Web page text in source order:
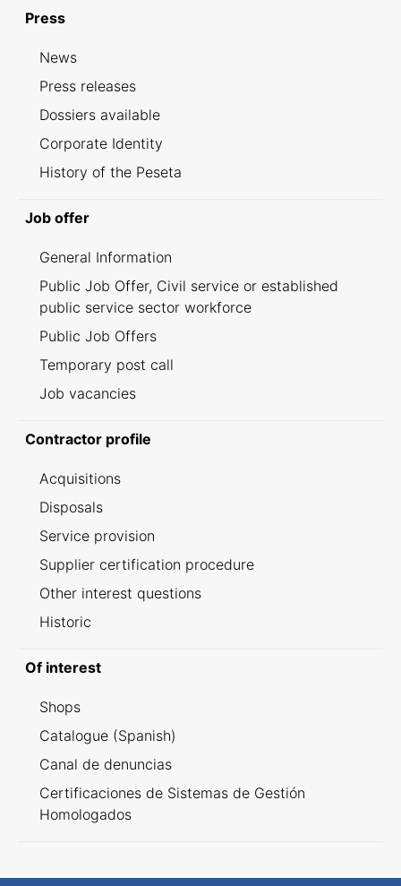
Press
News
Press releases
Dossiers available
Corporate Identity
History of the Peseta
Job offer
General Information
Public Job Offer, Civil service or established
public service sector workforce
Public Job Offers
Temporary post call
Job vacancies
Contractor profile
Acquisitions
Disposals
Service provision
Supplier certification procedure
Other interest questions
Historic
Of interest
Shops
Catalogue (Spanish)
Canal de denuncias
Certificaciones de Sistemas de Gestión
Homologados